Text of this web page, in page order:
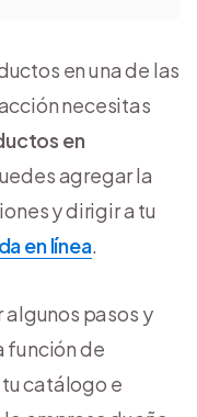
en una de las
necesitas
en
agregar la
y dirigir a tu
en línea.
algunos pasos y
función de
catálogo e